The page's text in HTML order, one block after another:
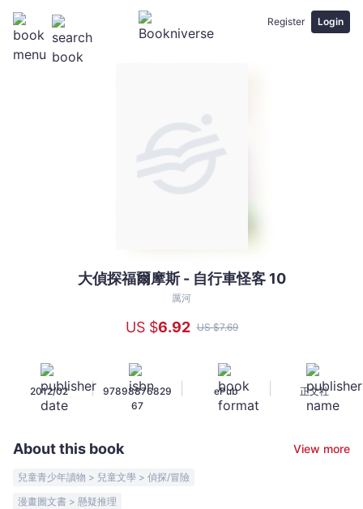
Register Login
行
車
怪
大偵探福爾摩斯 - 自行車怪客 10
厲河
US $6.92 US $7.69
2012/02 |
97898876829
67
ePub 正文社
About this book View more
兒童青少年讀物 > 兒童文學 > 偵探/冒險
漫畫圖文書 > 懸疑推理